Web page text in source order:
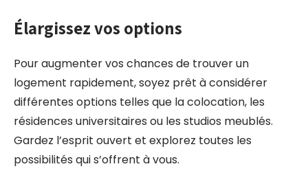
Élargissez vos options
Pour augmenter vos chances de trouver un
logement rapidement, soyez prêt à considérer
différentes options telles que la colocation, les
résidences universitaires ou les studios meublés.
Gardez l’esprit ouvert et explorez toutes les
possibilités qui s’offrent à vous.